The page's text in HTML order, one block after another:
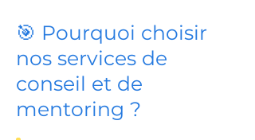
🎯 Pourquoi choisir
nos services de
conseil et de
mentoring ?